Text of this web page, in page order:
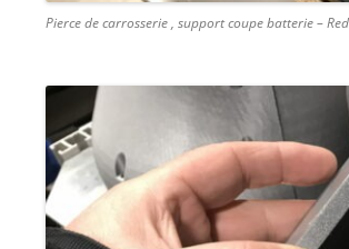
Pierce de carrosserie , support coupe batterie –